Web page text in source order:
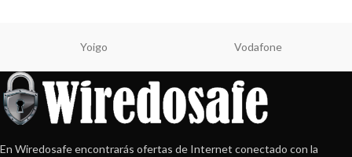
Yoigo Vodafone
En Wiredosafe encontrarás ofertas de Internet conectado con la